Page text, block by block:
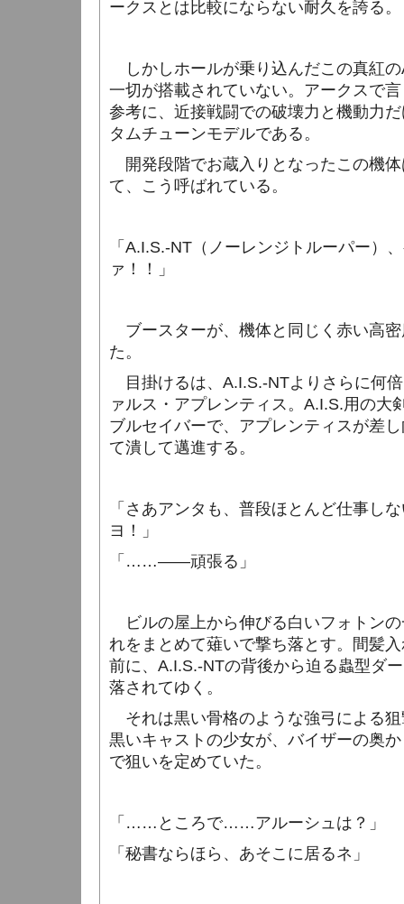
ークスとは比較にならない耐久を誇る。
しかしホールが乗り込んだこの真紅の
一切が搭載されていない。アークスで
参考に、近接戦闘での破壊力と機動力
タムチューンモデルである。
開発段階でお蔵入りとなったこの機
て、こう呼ばれている。
「 A.I.S.-NT （ノーレンジトルーパー）
ァ！！」
ブースターが、機体と同じく赤い高
た。
目掛けるは、 A.I.S.-NTよりさらに何
ァルス・アプレンティス。 A.I.S.用の大
ブルセイバーで、アプレンティスが差
て潰して邁進する。
「さあアンタも、普段ほとんど仕事し
ヨ！」
「……――頑張る」
ビルの屋上から伸びる白いフォトン
れをまとめて薙いで撃ち落とす。間髪
前に、 A.I.S.-NTの背後から迫る蟲型ダ
落されてゆく。
それは黒い骨格のような強弓による
黒いキャストの少女が、バイザーの奥
で狙いを定めていた。
「……ところで……アルーシュは？」
「秘書ならほら、あそこに居るネ」